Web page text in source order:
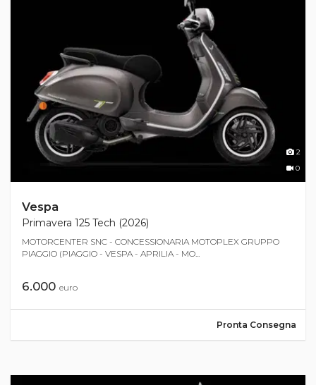
2
0
Vespa
Primavera 125 Tech (2026)
MOTORCENTER SNC - CONCESSIONARIA MOTOPLEX GRUPPO
PIAGGIO (PIAGGIO - VESPA - APRILIA - MO...
6.000 euro
Pronta Consegna